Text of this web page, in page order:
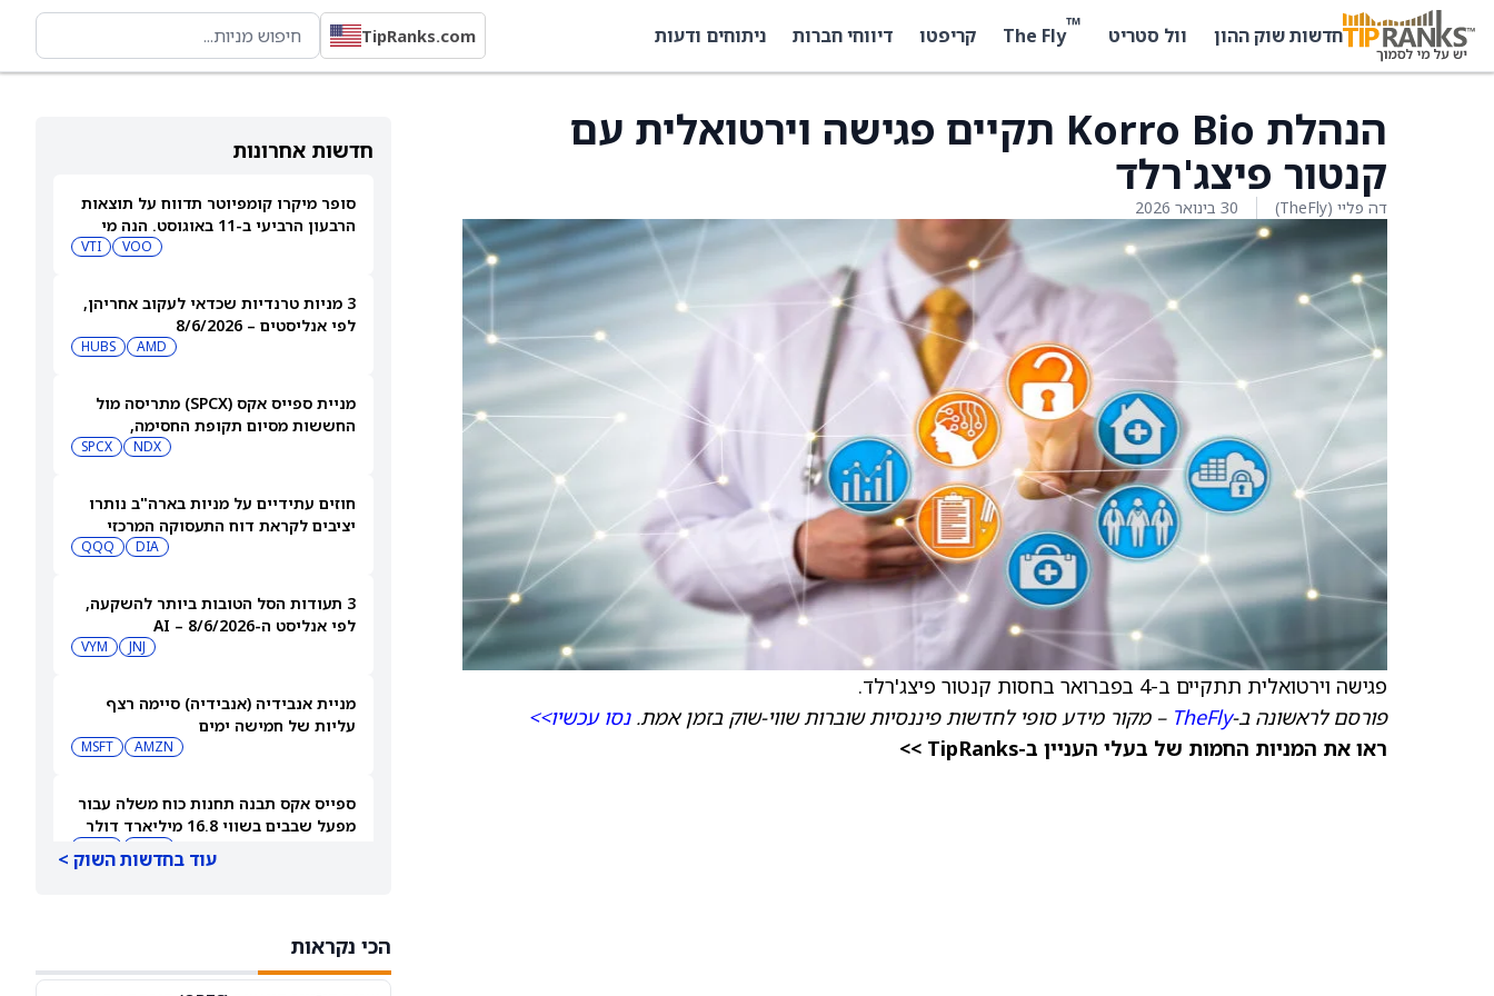
חדשות שוק ההון וול סטריט ™
The Fly קריפטו דיווחי חברות ניתוחים ודעות TipRanks.com
חדשות אחרונות
סופר מיקרו קומפיוטר תדווח על תוצאות
הרבעון הרביעי ב-11 באוגוסט. הנה מי
VOO
VTI
3 מניות טרנדיות שכדאי לעקוב אחריהן,
לפי אנליסטים – 8/6/2026
AMD
HUBS
מניית ספייס אקס (SPCX) מתריסה מול
החששות מסיום תקופת החסימה,
NDX
SPCX
חוזים עתידיים על מניות בארה"ב נותרו
יציבים לקראת דוח התעסוקה המרכזי
DIA
QQQ
3 תעודות הסל הטובות ביותר להשקעה,
לפי אנליסט ה-AI – 8/6/2026
JNJ
VYM
מניית אנבידיה (אנבידיה) סיימה רצף
עליות של חמישה ימים
AMZN
MSFT
ספייס אקס תבנה תחנות כוח משלה עבור
מפעל שבבים בשווי 16.8 מיליארד דולר
מהלך ה-AI inference שלה
עוד בחדשות השוק >
הכי נקראות
הנהלת Korro Bio תקיים פגישה וירטואלית עם
קנטור פיצג'רלד
דה פליי (TheFly) 30 בינואר 2026
פגישה וירטואלית תתקיים ב-4 בפברואר בחסות קנטור פיצג'רלד.
פורסם לראשונה ב-TheFly – מקור מידע סופי לחדשות פיננסיות שוברות שווי-שוק בזמן אמת.נסו עכשיו>>
ראו את המניות החמות של בעלי העניין ב-TipRanks >>